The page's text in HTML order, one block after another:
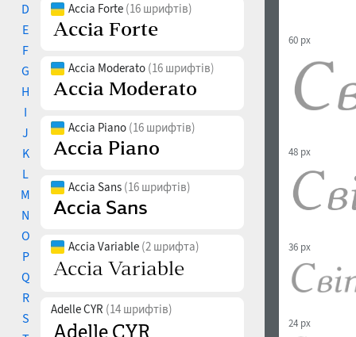
D
E
F
G
H
I
J
K
L
M
N
O
P
Q
R
S
Accia Forte (16 шрифтів)
Accia Moderato (16 шрифтів)
Accia Piano (16 шрифтів)
Accia Sans (16 шрифтів)
Accia Variable (2 шрифта)
Adelle CYR (14 шрифтів)
60 px
48 px
36 px
24 px